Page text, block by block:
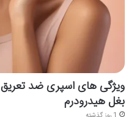
ویژگی های اسپری ضد تعریق
بغل هیدرودرم